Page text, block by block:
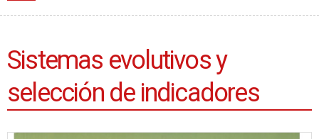
Sistemas evolutivos y
selección de indicadores